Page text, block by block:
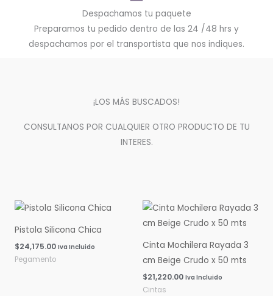
Despachamos tu paquete
Preparamos tu pedido dentro de las 24 /48 hrs y
despachamos por el transportista que nos indiques.
¡LOS MÁS BUSCADOS!
CONSULTANOS POR CUALQUIER OTRO PRODUCTO DE TU
INTERES.
Pistola Silicona Chica
$24,175.00 Iva Incluido
Pegamento
Cinta Mochilera Rayada 3
cm Beige Crudo x 50 mts
$21,220.00 Iva Incluido
Cintas